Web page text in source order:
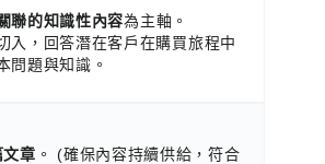
聯的知識性內容為主軸。
入，回答潛在客戶在購買旅程中
問題與知識。
章 。 (確保內容持續供給，符合